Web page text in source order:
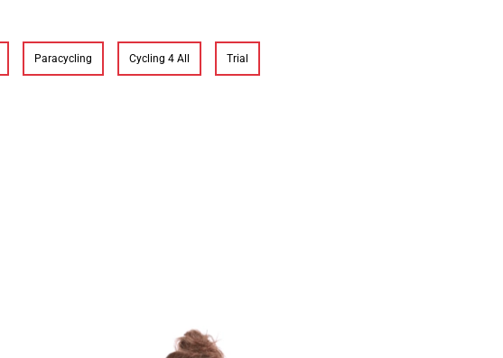
Paracycling Cycling 4 All Trial